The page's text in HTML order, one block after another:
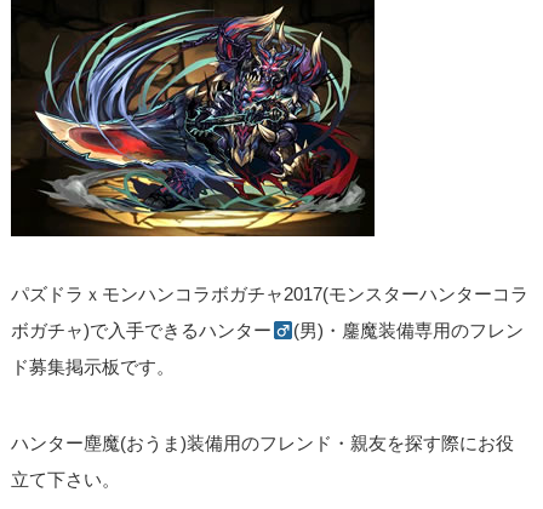
パズドラｘモンハンコラボガチャ2017(モンスターハンターコラ
ボガチャ)で入手できるハンター
(男)・鏖魔装備専用のフレン
ド募集掲示板です。
ハンター塵魔(おうま)装備用のフレンド・親友を探す際にお役
立て下さい。